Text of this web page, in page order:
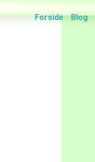
Forside Blog